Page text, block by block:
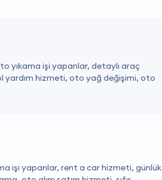
yıkama işi yapanlar, detaylı araç
hizmeti, oto yağ değişimi, oto
işi yapanlar, rent a car hizmeti, günlük